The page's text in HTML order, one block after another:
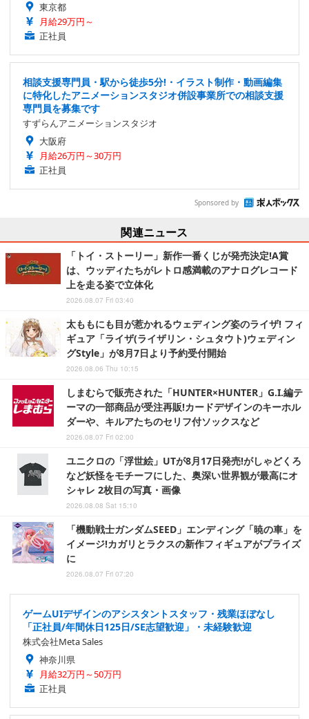
東京都
月給29万円～
正社員
相談支援専門員・駅から徒歩5分!・イラスト制作・動画編集
に特化したアニメーションスタジオ併設事業所での相談支援
専門員を募集です
すずらんアニメーションスタジオ
大阪府
月給26万円～30万円
正社員
Sponsored by
関連ニュース
「トイ・ストーリー」新作一番くじが発売決定!A賞
は、ウッディたちがレトロ感満載のアナログレコード
上を走る姿で立体化
2026.08.07 Fri 03:40
太ももにも目が惹かれるウェディング姿のライザ! フィ
ギュア「ライザ(ライザリン・シュタウト)ウェディン
グStyle」が8月7日より予約受付開始
2026.08.06 Thu 10:15
しまむらで販売された「HUNTER×HUNTER」G.I.編テ
ーマの一部商品が受注再販!カードデザインのキーホル
ダーや、キルアたちのセリフ付ソックスなど
2026.08.07 Fri 02:00
ユニクロの「浮世絵」UTが8月17日発売!がしゃどくろ
など妖怪をモチーフにした、奥深い世界観が最高にオ
シャレ 2枚目の写真・画像
2026.08.08 Sat 15:10
「機動戦士ガンダムSEED」エンディング「暁の車」を
イメージ!カガリとラクスの新作フィギュアがプライズ
に
2026.08.07 Fri 07:20
ゲームUIデザインのアシスタントスタッフ・残業ほぼなし
「正社員/年間休日125日/SE志望歓迎」・未経験歓迎
株式会社Meta Sales
神奈川県
月給32万円～50万円
正社員